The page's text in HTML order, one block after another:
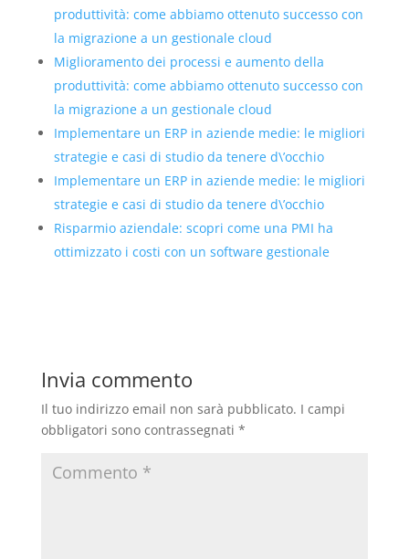
produttività: come abbiamo ottenuto successo con
la migrazione a un gestionale cloud
Miglioramento dei processi e aumento della
produttività: come abbiamo ottenuto successo con
la migrazione a un gestionale cloud
Implementare un ERP in aziende medie: le migliori
strategie e casi di studio da tenere d\’occhio
Implementare un ERP in aziende medie: le migliori
strategie e casi di studio da tenere d\’occhio
Risparmio aziendale: scopri come una PMI ha
ottimizzato i costi con un software gestionale
Invia commento
Il tuo indirizzo email non sarà pubblicato. I campi
obbligatori sono contrassegnati *